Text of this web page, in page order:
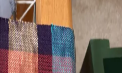
itibaren Amerikan kültüründe önemli
örtülerde kullanılan karmaşık bir
özellikleri ve korunma yöntemleri
ile Pamuk İplikten
Deneyimi